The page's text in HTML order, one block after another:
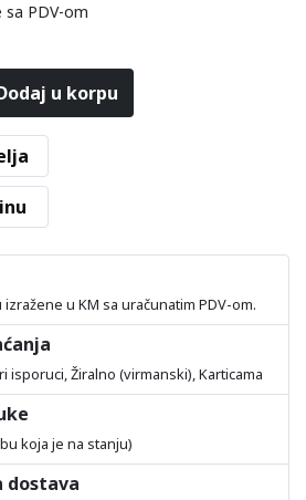
sa PDV-om
u korpu
u KM sa uračunatim PDV-om.
isporuci, Žiralno (virmanski), Karticama
koja je na stanju)
dostava